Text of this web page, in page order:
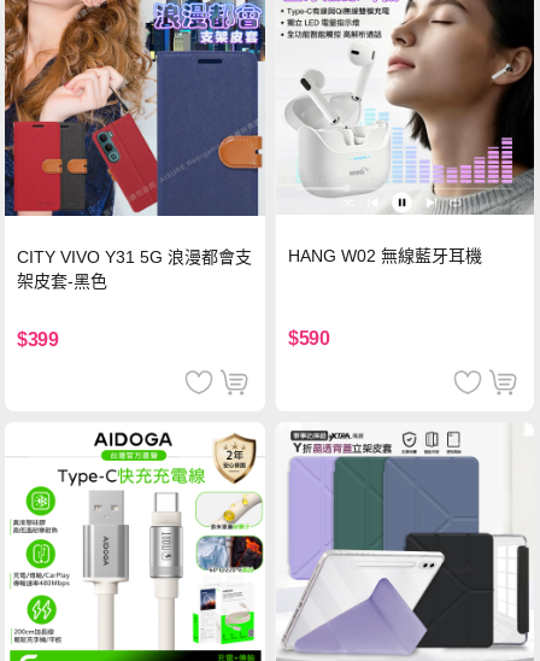
CITY VIVO Y31 5G 浪漫都會支
架皮套-黑色
$399
HANG W02 無線藍牙耳機
$590